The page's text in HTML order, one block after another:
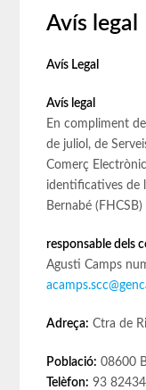
Avís legal
Avís Legal
Avís legal
En compliment
de juliol, de
Comerç
identificatives de
Bernabé (FHCSB)
responsable dels
Agusti Camps
Adreça: Ctra de
Població: 08600
Telèfon: 93